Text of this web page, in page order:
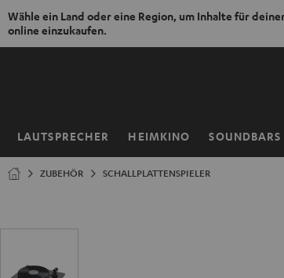
Wähle ein Land oder eine Region, um Inhalte für
online einzukaufen.
ZUM
LAUTSPRECHER HEIMKINO SOUNDBARS
Startseite
ZUBEHÖR SCHALLPLATTENSPIELER